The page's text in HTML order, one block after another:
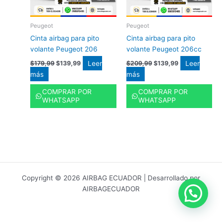
Peugeot
Cinta airbag para pito
volante Peugeot 206
$179,99 $139,99
Leer
más
COMPRAR POR
WHATSAPP
Peugeot
Cinta airbag para pito
volante Peugeot 206cc
$209,99 $139,99
Leer
más
COMPRAR POR
WHATSAPP
Copyright © 2026 AIRBAG ECUADOR | Desarrollado por
AIRBAGECUADOR